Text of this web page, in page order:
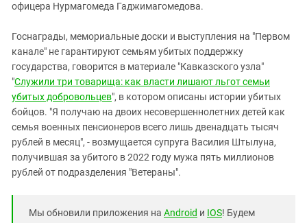
офицера Нурмагомеда Гаджимагомедова.
Госнаграды, мемориальные доски и выступления на "Первом
канале" не гарантируют семьям убитых поддержку
государства, говорится в материале "Кавказского узла"
"Служили три товарища: как власти лишают льгот семьи
убитых добровольцев", в котором описаны истории убитых
бойцов. "Я получаю на двоих несовершеннолетних детей как
семья военных пенсионеров всего лишь двенадцать тысяч
рублей в месяц", - возмущается супруга Василия Штылуна,
получившая за убитого в 2022 году мужа пять миллионов
рублей от подразделения "Ветераны".
Мы обновили приложения на Android и IOS! Будем